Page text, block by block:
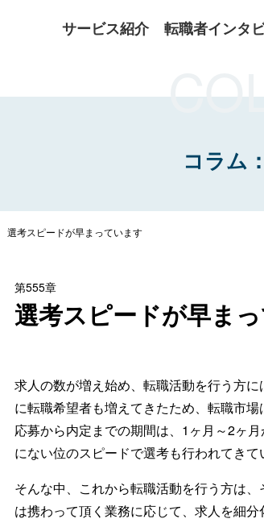
サービス紹介 転職者インタ
コラム
選考スピードが早まっています
第555章
選考スピードが早ま
求人の数が増え始め、転職活動を行う方
に転職希望者も増えてきたため、転職市場
応募から内定までの期間は、1ヶ月～2ヶ
にない位のスピードで選考も行われてきて
そんな中、これから転職活動を行う方は
は携わって頂く業務に応じて、求人を細